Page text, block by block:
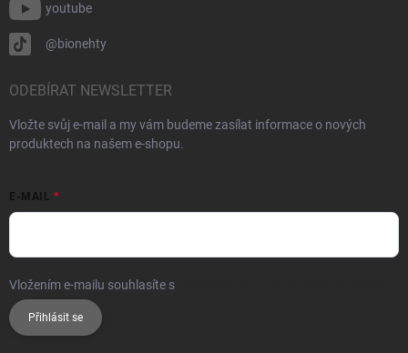
youtube
@bionehty
ODEBÍRAT NEWSLETTER
Vložte svůj e-mail a my vám budeme zasílat informace o nových
produktech na našem e-shopu.
E-MAIL
Vložením e-mailu souhlasíte s
Přihlásit se